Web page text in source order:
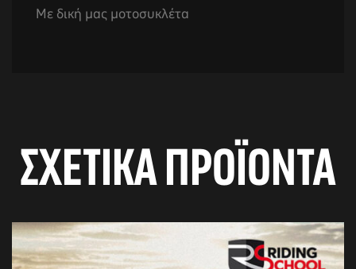
Με δική μας μοτοσυκλέτα
ΣΧΕΤΙΚΆ ΠΡΟΪΌΝΤΑ